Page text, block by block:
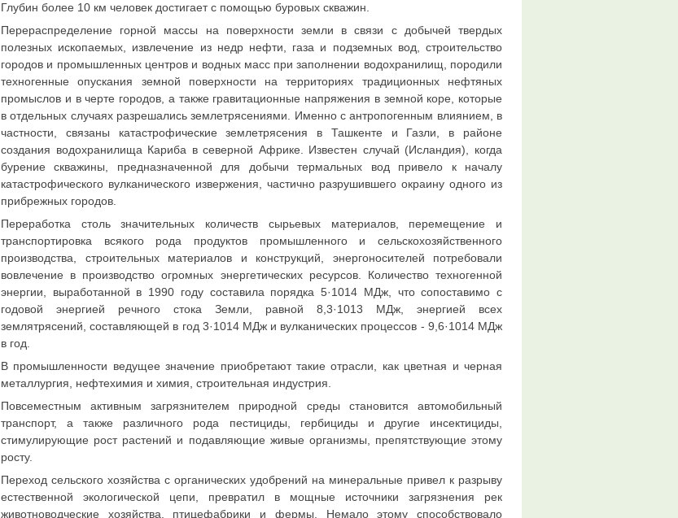
Глубин более 10 км человек достигает с помощью буровых скважин.
Перераспределение горной массы на поверхности земли в связи с добычей твердых
полезных ископаемых, извлечение из недр нефти, газа и подземных вод, строительство
городов и промышленных центров и водных масс при заполнении водохранилищ, породили
техногенные опускания земной поверхности на территориях традиционных нефтяных
промыслов и в черте городов, а также гравитационные напряжения в земной коре, которые
в отдельных случаях разрешались землетрясениями. Именно с антропогенным влиянием, в
частности, связаны катастрофические землетрясения в Ташкенте и Газли, в районе
создания водохранилища Кариба в северной Африке. Известен случай (Исландия), когда
бурение скважины, предназначенной для добычи термальных вод привело к началу
катастрофического вулканического извержения, частично разрушившего окраину одного из
прибрежных городов.
Переработка столь значительных количеств сырьевых материалов, перемещение и
транспортировка всякого рода продуктов промышленного и сельскохозяйственного
производства, строительных материалов и конструкций, энергоносителей потребовали
вовлечение в производство огромных энергетических ресурсов. Количество техногенной
энергии, выработанной в 1990 году составила порядка 5·1014 МДж, что сопоставимо с
годовой энергией речного стока Земли, равной 8,3·1013 МДж, энергией всех
землятрясений, составляющей в год 3·1014 МДж и вулканических процессов - 9,6·1014 МДж
в год.
В промышленности ведущее значение приобретают такие отрасли, как цветная и черная
металлургия, нефтехимия и химия, строительная индустрия.
Повсеместным активным загрязнителем природной среды становится автомобильный
транспорт, а также различного рода пестициды, гербициды и другие инсектициды,
стимулирующие рост растений и подавляющие живые организмы, препятствующие этому
росту.
Переход сельского хозяйства с органических удобрений на минеральные привел к разрыву
естественной экологической цепи, превратил в мощные источники загрязнения рек
животноводческие хозяйства, птицефабрики и фермы. Немало этому способствовало